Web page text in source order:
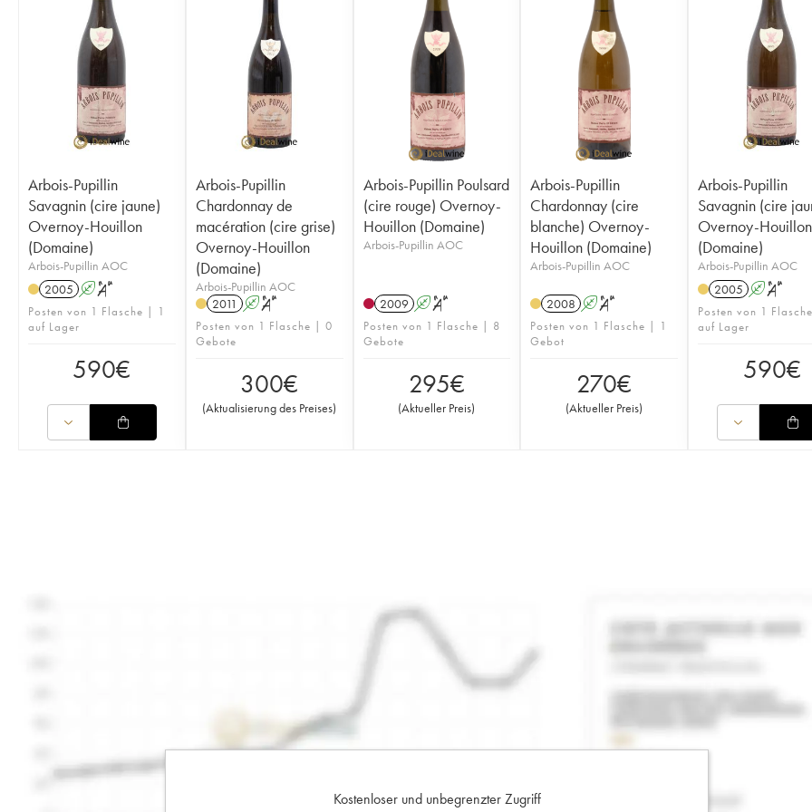
Arbois-Pupillin
Savagnin (cire jaune)
Overnoy-Houillon
(Domaine)
Arbois-Pupillin AOC
2005 A S
Posten von 1 Flasche | 1
auf Lager
590€
Arbois-Pupillin
Chardonnay de
macération (cire grise)
Overnoy-Houillon
(Domaine)
Arbois-Pupillin AOC
2011 A S
Posten von 1 Flasche | 0
Gebote
300€
(Aktualisierung des Preises)
Arbois-Pupillin Poulsard
(cire rouge) Overnoy-
Houillon (Domaine)
Arbois-Pupillin AOC
2009 A S
Posten von 1 Flasche | 8
Gebote
295€
(Aktueller Preis)
Arbois-Pupillin
Chardonnay (cire
blanche) Overnoy-
Houillon (Domaine)
Arbois-Pupillin AOC
2008 A S
Posten von 1 Flasche | 1
Gebot
270€
(Aktueller Preis)
Arbois-Pupillin
Savagnin (cire
Overnoy-Houillon
(Domaine)
Arbois-Pupillin AOC
2005 A S
Posten von 1
auf Lager
590€
Kostenloser und unbegrenzter Zugriff